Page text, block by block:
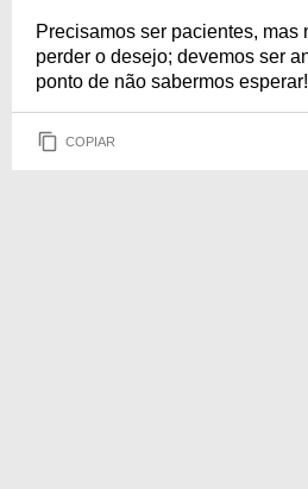
Precisamos ser pacientes, mas
perder o desejo; devemos ser
ponto de não sabermos esperar!
COPIAR